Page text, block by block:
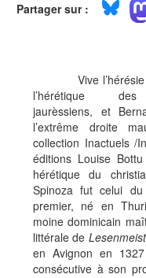
Partager sur :
Vive l’hérésie !
l’hérétique
jaurèssiens, et
l’extrême droite
collection Inactuels /
éditions Louise
hérétique du
Spinoza fut celui
premier, né en
moine dominicain
littérale de
en Avignon en
consécutive à son